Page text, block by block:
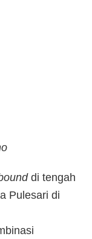
di tengah
Pulesari di